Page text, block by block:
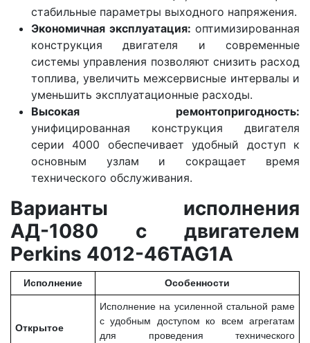
стабильные параметры выходного напряжения.
Экономичная эксплуатация: оптимизированная
конструкция двигателя и современные
системы управления позволяют снизить расход
топлива, увеличить межсервисные интервалы и
уменьшить эксплуатационные расходы.
Высокая ремонтопригодность:
унифицированная конструкция двигателя
серии 4000 обеспечивает удобный доступ к
основным узлам и сокращает время
технического обслуживания.
Варианты исполнения
АД-1080 с двигателем
Perkins 4012-46TAG1A
Исполнение Особенности
Открытое
Исполнение на усиленной стальной раме
с удобным доступом ко всем агрегатам
для проведения технического